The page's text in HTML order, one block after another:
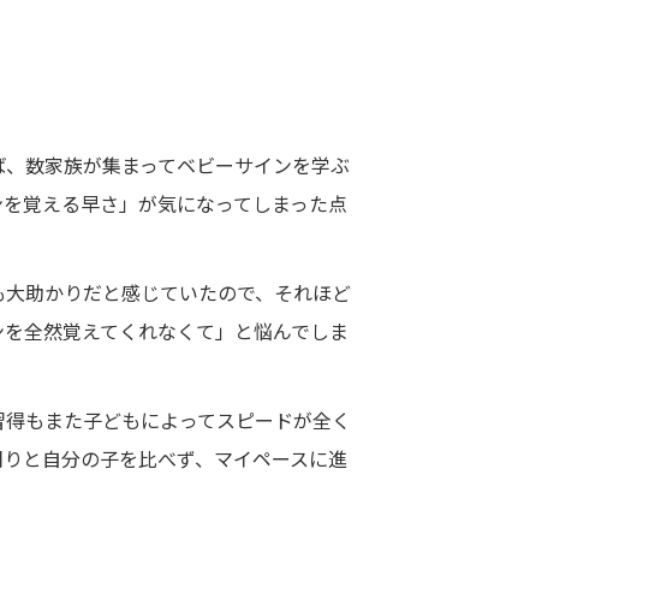
数家族が集まってベビーサインを学ぶ
覚える早さ」が気になってしまった点
助かりだと感じていたので、それほど
全然覚えてくれなくて」と悩んでしま
もまた子どもによってスピードが全く
と自分の子を比べず、マイペースに進